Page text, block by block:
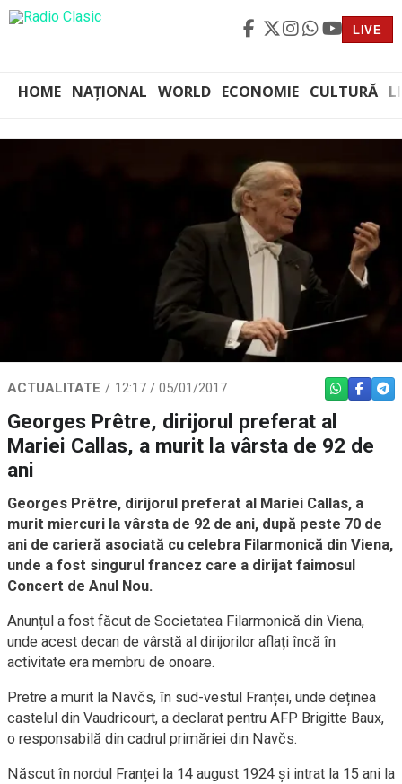
LIVE
HOME NAȚIONAL WORLD ECONOMIE CULTURĂ
ACTUALITATE 12:17 / 05/01/2017 WHATSAPP
Georges Prêtre, dirijorul preferat al
Mariei Callas, a murit la vârsta de 92 de
ani
Georges Prêtre, dirijorul preferat al Mariei Callas, a
murit miercuri la vârsta de 92 de ani, după peste 70 de
ani de carieră asociată cu celebra Filarmonică din Viena,
unde a fost singurul francez care a dirijat faimosul
Concert de Anul Nou.
Anunțul a fost făcut de Societatea Filarmonică din Viena,
unde acest decan de vârstă al dirijorilor aflați încă în
activitate era membru de onoare.
Pretre a murit la Navčs, în sud-vestul Franței, unde deținea
castelul din Vaudricourt, a declarat pentru AFP Brigitte Baux,
o responsabilă din cadrul primăriei din Navčs.
Născut în nordul Franței la 14 august 1924 și intrat la 15 ani la